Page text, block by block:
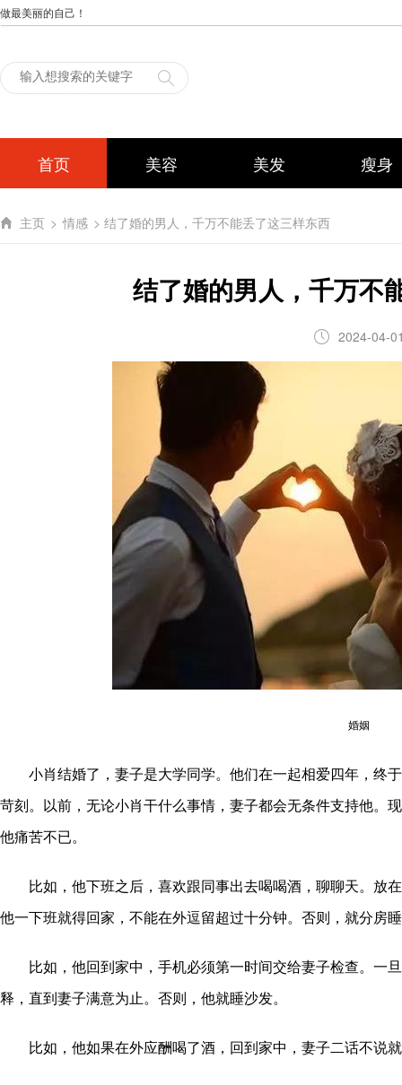
做最美丽的自己！
首页 美容 美发 瘦身
主页 > 情感 > 结了婚的男人，千万不能丢了这三样东西
结了婚的男人，千万不
2024-04-
婚姻
小肖结婚了，妻子是大学同学。他们在一起相爱四年，终
苛刻。以前，无论小肖干什么事情，妻子都会无条件支持他。
他痛苦不已。
比如，他下班之后，喜欢跟同事出去喝喝酒，聊聊天。放
他一下班就得回家，不能在外逗留超过十分钟。否则，就分房
比如，他回到家中，手机必须第一时间交给妻子检查。一
释，直到妻子满意为止。否则，他就睡沙发。
比如，他如果在外应酬喝了酒，回到家中，妻子二话不说